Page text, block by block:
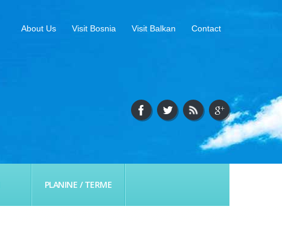
About Us Visit Bosnia Visit Balkan Contact
PLANINE / TERME